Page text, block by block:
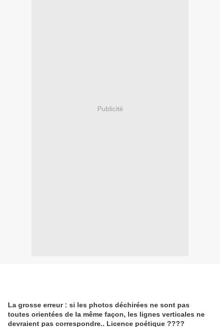
Publicité
La grosse erreur : si les photos déchirées ne sont pas
toutes orientées de la même façon, les lignes verticales ne
devraient pas correspondre.. Licence poétique ????